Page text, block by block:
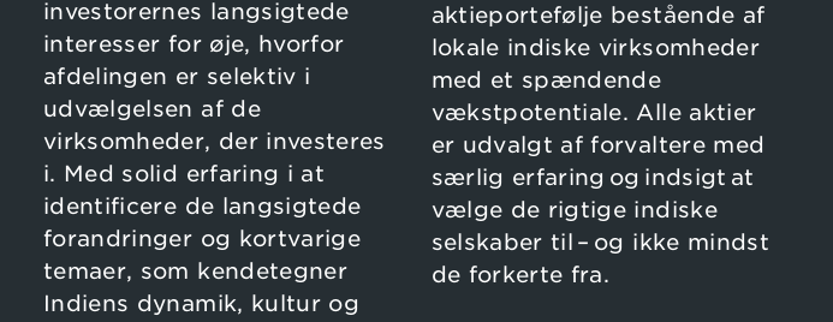
investorernes langsigtede
interesser for øje, hvorfor
afdelingen er selektiv i
udvælgelsen af de
virksomheder, der investeres
i. Med solid erfaring i at
identificere de langsigtede
forandringer og kortvarige
temaer, som kendetegner
Indiens dynamik, kultur og
aktieportefølje bestående af
lokale indiske virksomheder
med et spændende
vækstpotentiale. Alle aktier
er udvalgt af forvaltere med
særlig erfaring og indsigt at
vælge de rigtige indiske
selskaber til – og ikke mindst
de forkerte fra.